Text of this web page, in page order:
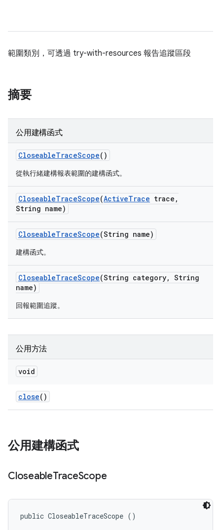
範圍類別，可透過 try-with-resources 報告追蹤區段
摘要
公用建構函式
CloseableTraceScope()
從執行緒建構報表範圍的建構函式。
CloseableTraceScope(ActiveTrace trace ,
String name)
CloseableTraceScope(String name)
建構函式。
CloseableTraceScope(String category, String
name)
回報範圍追蹤。
公用方法
void
close()
公用建構函式
CloseableTraceScope
public CloseableTraceScope ()